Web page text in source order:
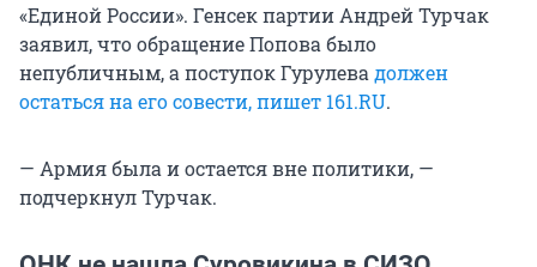
«Единой России». Генсек партии Андрей Турчак
заявил, что обращение Попова было
непубличным, а поступок Гурулева должен
остаться на его совести, пишет 161.RU.
— Армия была и остается вне политики, —
подчеркнул Турчак.